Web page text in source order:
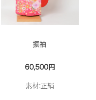
振袖
60,500円
素材:正絹